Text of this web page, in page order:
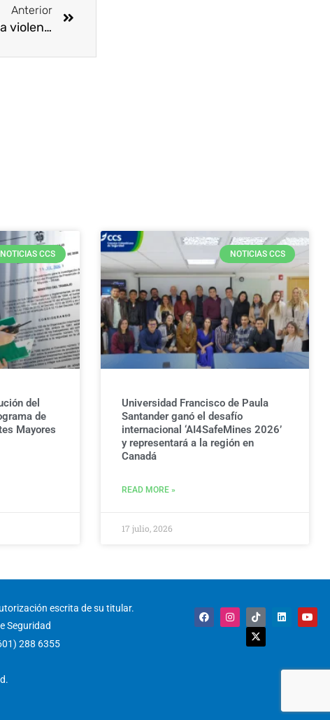
Anterior
OIT y ONU Mujeres: Es hora de decir basta a la violencia y el acoso laboral en América Latina y el Caribe
NOTICIAS CCS
del
de
Mayores
NOTICIAS CCS
Universidad Francisco de Paula
Santander ganó el desafío
internacional ‘AI4SafeMines 2026’
y representará a la región en
Canadá
READ MORE »
17 julio, 2026
escrita de su titular.
Seguridad
288 6355
F
a
c
I
n
s
T
i
k
t
o
L
i
i
Y
o
u
e
X
-
t
w
i